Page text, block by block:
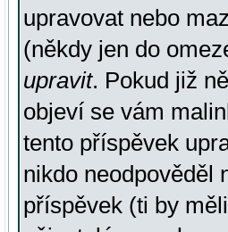
upravovat nebo
(někdy jen do
upravit. Pokud již
objeví se vám
tento příspěvek
nikdo neodpověděl
příspěvek (ti by